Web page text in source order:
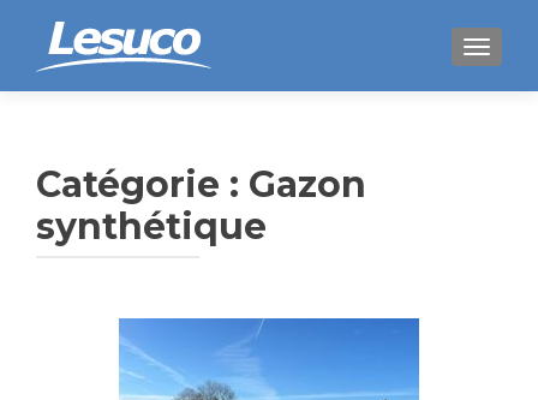
Catégorie : Gazon
synthétique
Navigation